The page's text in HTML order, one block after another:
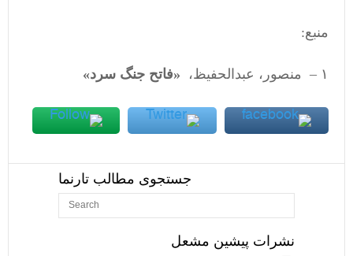
منبع:
۱ – منصور، عبدالحفیظ، «فاتح جنگ سرد»
جستجوی مطالب تارنما
نشرات پیشین مشعل